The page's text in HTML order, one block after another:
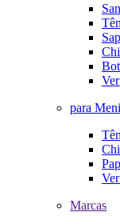
para
Marcas